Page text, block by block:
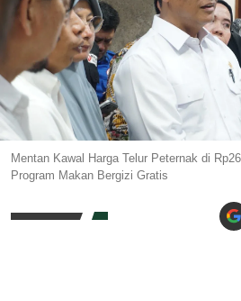
Mentan Kawal Harga Telur Peternak di
Program Makan Bergizi Gratis